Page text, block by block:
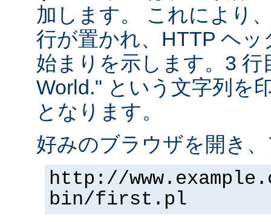
加します。 これにより
行が置かれ、HTTP ヘ
始まりを示します。3 行
World." という文字列を
となります。
好みのブラウザを開き
http://
bin/first.pl